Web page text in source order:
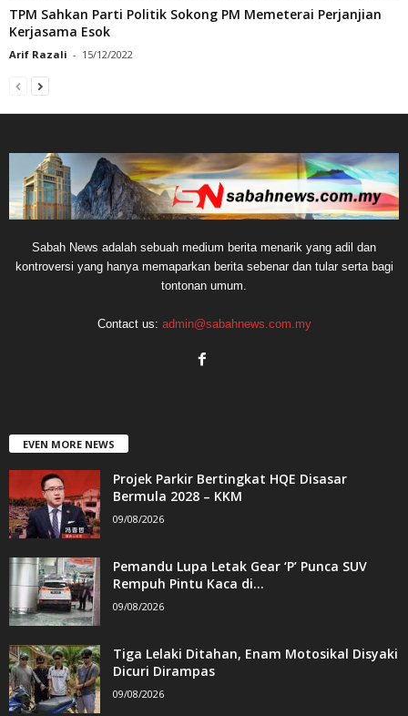
TPM Sahkan Parti Politik Sokong PM Memeterai Perjanjian
Kerjasama Esok
Arif Razali - 15/12/2022
Sabah News adalah sebuah medium berita menarik yang adil dan
kontroversi yang hanya memaparkan berita sebenar dan tular serta bagi
tontonan umum.
Contact us: admin@sabahnews.com.my
EVEN MORE NEWS
Projek Parkir Bertingkat HQE Disasar
Bermula 2028 – KKM
09/08/2026
Pemandu Lupa Letak Gear ‘P’ Punca SUV
Rempuh Pintu Kaca di...
09/08/2026
Tiga Lelaki Ditahan, Enam Motosikal Disyaki
Dicuri Dirampas
09/08/2026